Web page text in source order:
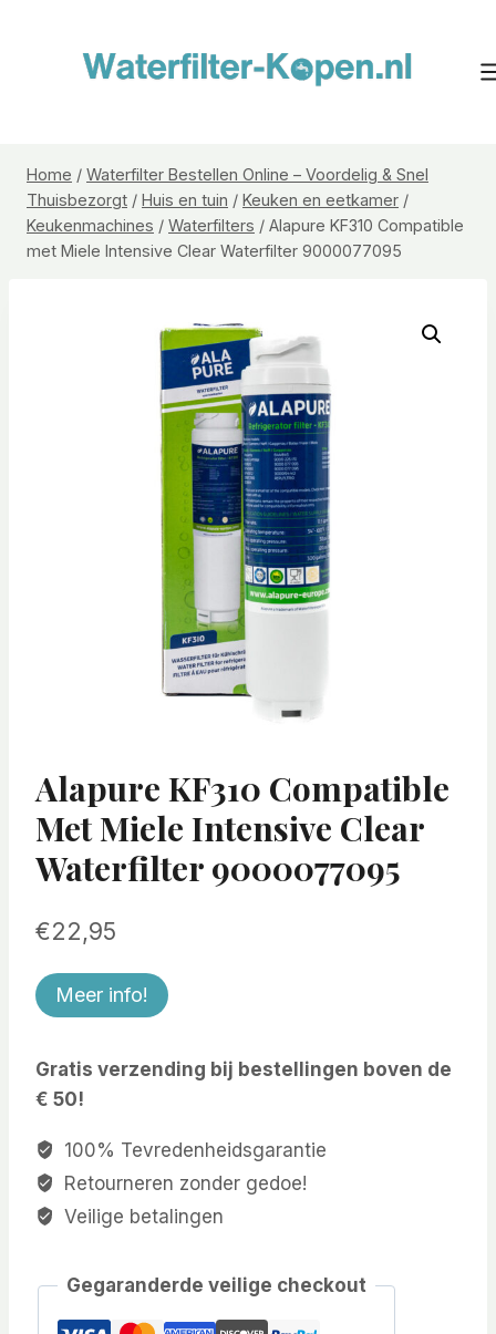
Home / Waterfilter Bestellen Online – Voordelig & Snel
Thuisbezorgt / Huis en tuin / Keuken en eetkamer /
Keukenmachines / Waterfilters / Alapure KF310 Compatible
met Miele Intensive Clear Waterfilter 9000077095
Alapure KF310 Compatible
Met Miele Intensive Clear
Waterfilter 9000077095
€22,95
Meer info!
Gratis verzending bij bestellingen boven de
€ 50!
100% Tevredenheidsgarantie
Retourneren zonder gedoe!
Veilige betalingen
Gegaranderde veilige checkout